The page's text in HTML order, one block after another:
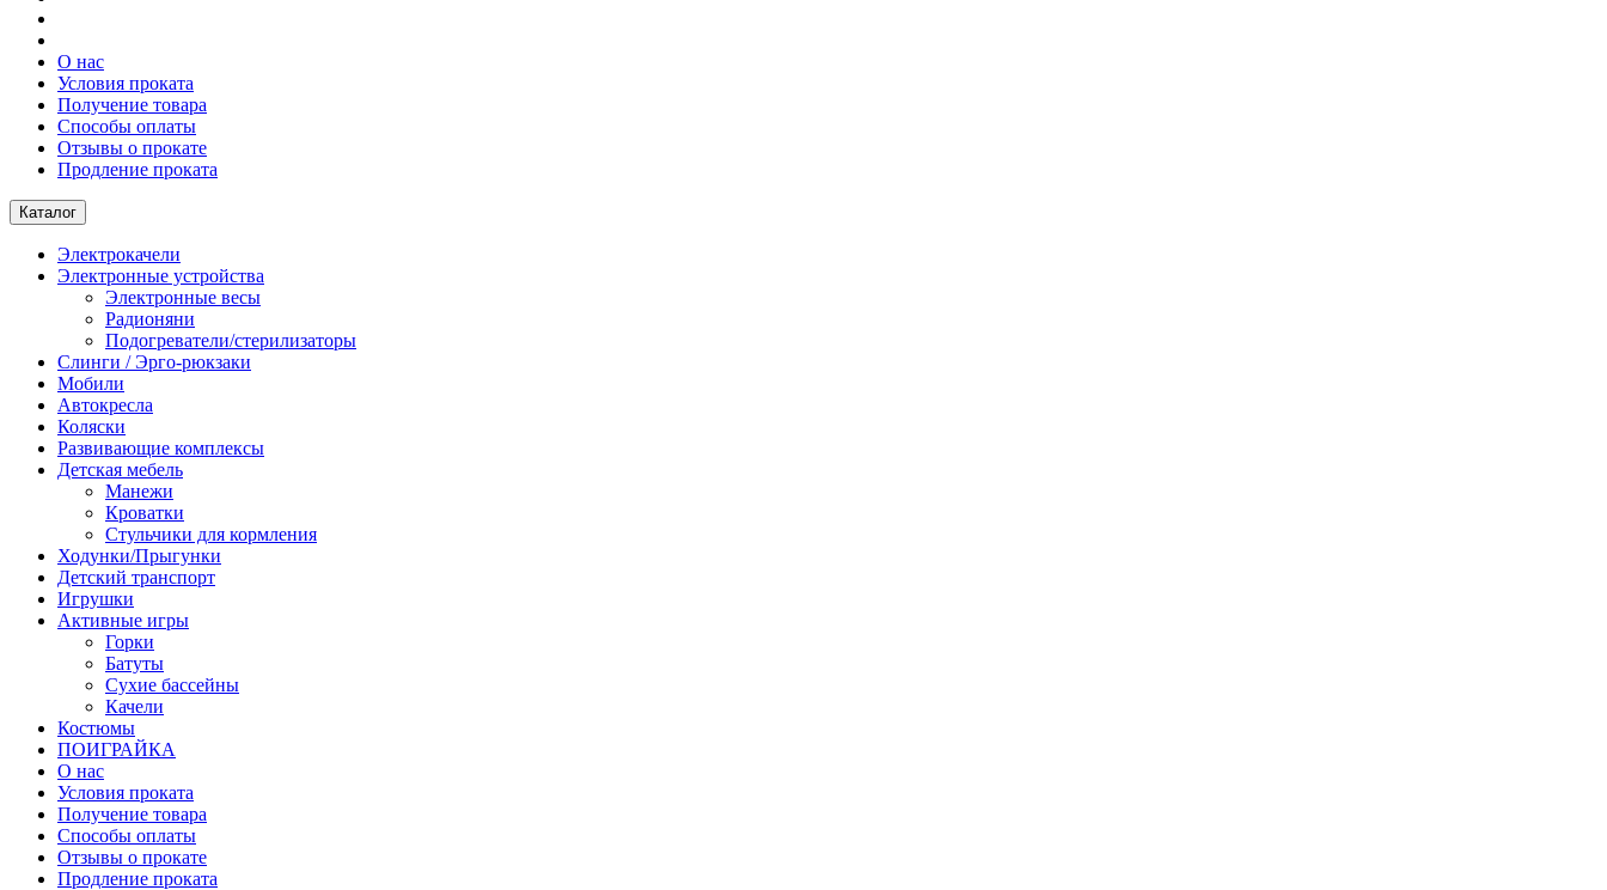
О нас
Условия проката
Получение товара
Способы оплаты
Отзывы о прокате
Продление проката
Каталог
Электрокачели
Электронные устройства
Электронные весы
Радионяни
Подогреватели/стерилизаторы
Слинги / Эрго-рюкзаки
Мобили
Автокресла
Коляски
Развивающие комплексы
Детская мебель
Манежи
Кроватки
Стульчики для кормления
Ходунки/Прыгунки
Детский транспорт
Игрушки
Активные игры
Горки
Батуты
Сухие бассейны
Качели
Костюмы
ПОИГРАЙКА
О нас
Условия проката
Получение товара
Способы оплаты
Отзывы о прокате
Продление проката